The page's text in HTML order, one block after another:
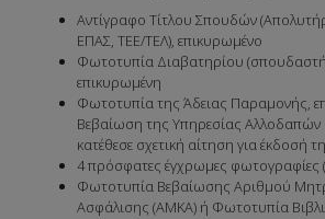
Αντίγραφο Τίτλου Σπουδών
ΕΠΑΣ, ΤΕΕ/ΤΕΛ), επικυρωμένο
Φωτοτυπία Διαβατηρίου (σπουδαστή
επικυρωμένη
Φωτοτυπία της Άδειας Παραμονής,
Βεβαίωση της Υπηρεσίας Αλλοδαπών
κατέθεσε σχετική αίτηση για έκδοσή
4 πρόσφατες έγχρωμες φωτογραφίες
Φωτοτυπία Βεβαίωσης Αριθμού
Ασφάλισης (ΑΜΚΑ) ή Φωτοτυπία